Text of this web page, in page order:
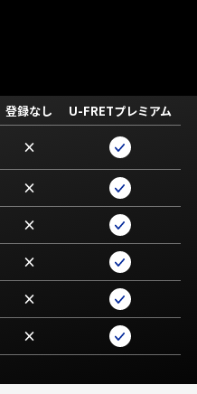
登録なし
U-FRETプレミアム
×
×
×
×
×
×